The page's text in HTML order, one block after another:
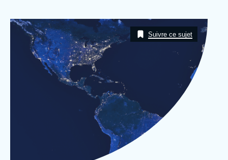
Se connecter
Nous soutenir
Image
Taxonomie
Suivre ce sujet